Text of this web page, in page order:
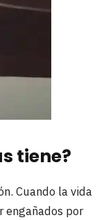
tiene?
Cuando la vida
engañados por